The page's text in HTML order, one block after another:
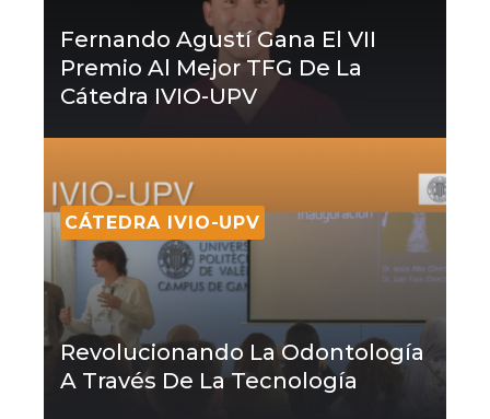
Fernando Agustí Gana El VII
Premio Al Mejor TFG De La
Cátedra IVIO-UPV
CÁTEDRA IVIO-UPV
Revolucionando La Odontología
A Través De La Tecnología